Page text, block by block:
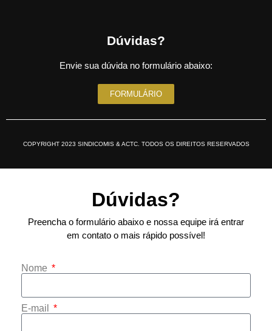
Dúvidas?
Envie sua dúvida no formulário abaixo:
FORMULÁRIO
COPYRIGHT 2023 SINDICOMIS & ACTC. TODOS OS DIREITOS RESERVADOS
Dúvidas?
Preencha o formulário abaixo e nossa equipe irá entrar
em contato o mais rápido possível!
Nome
E-mail